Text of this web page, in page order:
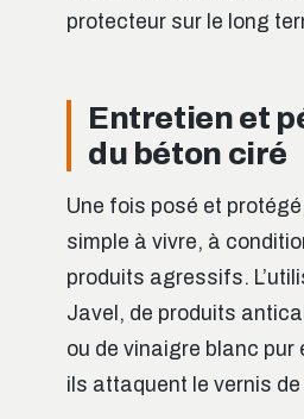
protecteur sur le long
Entretien et
du béton ciré
Une fois posé et
simple à vivre, à
produits agressifs.
Javel, de produits
ou de vinaigre blanc
ils attaquent le vernis